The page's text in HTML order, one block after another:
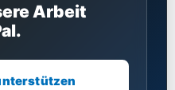
Arbeit